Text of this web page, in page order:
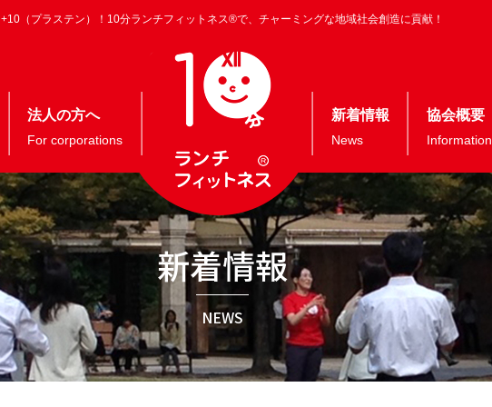
+10（プラステン）！10分ランチフィットネス®で、チャーミングな地域社会創造に貢献！
法人の方へ
For corporations
新着情報
News
協会概要
Information
新着情報
NEWS